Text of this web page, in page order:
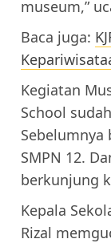
museum,”
Baca juga:
Kegiatan
School
Sebelumnya
SMPN 12.
berkunjung
Kepala
Rizal